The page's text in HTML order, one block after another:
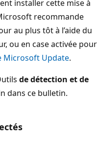
installer cette mise à
recommande
au plus tôt à l’aide du
ou en case activée pour
Microsoft Update.
de détection et de
dans ce bulletin.